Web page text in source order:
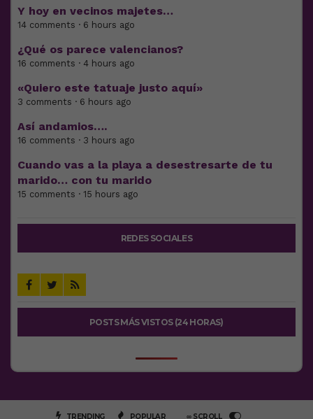
Y hoy en vecinos majetes…
14 comments · 6 hours ago
¿Qué os parece valencianos?
16 comments · 4 hours ago
«Quiero este tatuaje justo aquí»
3 comments · 6 hours ago
Así andamios….
16 comments · 3 hours ago
Cuando vas a la playa a desestresarte de tu
marido… con tu marido
15 comments · 15 hours ago
REDES SOCIALES
POSTS MÁS VISTOS (24 HORAS)
TRENDING POPULAR ∞ SCROLL